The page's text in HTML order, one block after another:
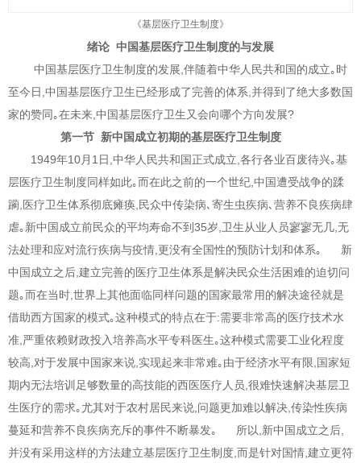
《基层医疗卫生制度》
绪论 中国基层医疗卫生制度的与发展
中国基层医疗卫生制度的发展,伴随着中华人民共和国的成立｡时
至今日,中国基层医疗卫生已经形成了完善的体系,并得到了绝大多数国
家的赞同｡在未来,中国基层医疗卫生又会向哪个方向发展?
第一节 新中国成立初期的基层医疗卫生制度
1949年10月1日,中华人民共和国正式成立,各行各业百废待兴｡基
层医疗卫生制度同样如此｡而在此之前的一个世纪,中国遭受战争的蹂
躏,医疗卫生体系彻底瘫痪,民众中传染病､寄生虫疾病､营养不良疾病肆
虐｡新中国成立前民众的平均寿命不到35岁,卫生从业人员寥寥无几,无
法处理和应对流行疾病与疫情,更没有全国性的预防计划和体系｡ 新
中国成立之后,建立完善的医疗卫生体系是解决民众生活困难的迫切问
题｡而在当时,世界上其他面临同样问题的国家最常用的解决途径就是
借助西方国家的模式｡这种模式的特点在于:需要非常高的医疗技术水
准,严重依赖财政投入培养高水平专科医生｡这种模式需要工业化程度
较高,对于发展中国家来说,实现起来非常难｡由于经济水平有限,国家短
期内无法培训足够数量的高技能的西医医疗人员,很难快速解决基层卫
生医疗的需求｡尤其对于农村居民来说,问题更加难以解决,传染性疾病
蔓延和营养不良疾病充斥的事件不断暴发｡ 所以,新中国成立之后,
并没有采用这样的方法建立基层医疗卫生制度,而是针对国情,建立更符